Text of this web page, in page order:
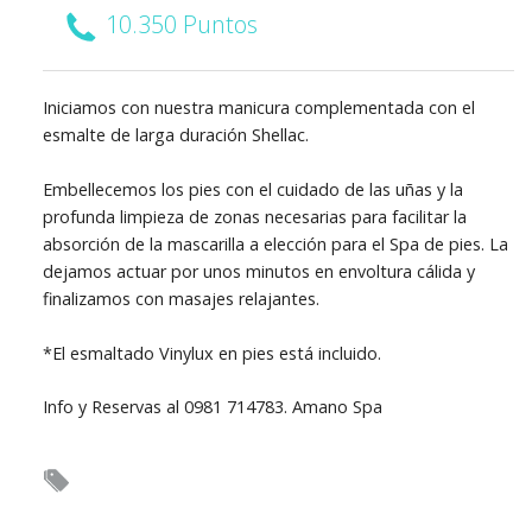
10.350 Puntos
Iniciamos con nuestra manicura complementada con el
esmalte de larga duración Shellac.
Embellecemos los pies con el cuidado de las uñas y la
profunda limpieza de zonas necesarias para facilitar la
absorción de la mascarilla a elección para el Spa de pies. La
dejamos actuar por unos minutos en envoltura cálida y
finalizamos con masajes relajantes.
*El esmaltado Vinylux en pies está incluido.
Info y Reservas al 0981 714783. Amano Spa